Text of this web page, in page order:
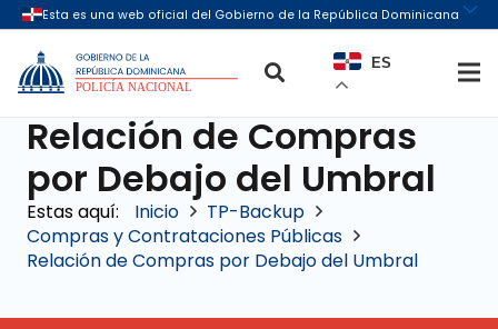
ES
Relación de Compras
por Debajo del Umbral
Inicio
TP-Backup
Compras y Contrataciones Públicas
Relación de Compras por Debajo del Umbral